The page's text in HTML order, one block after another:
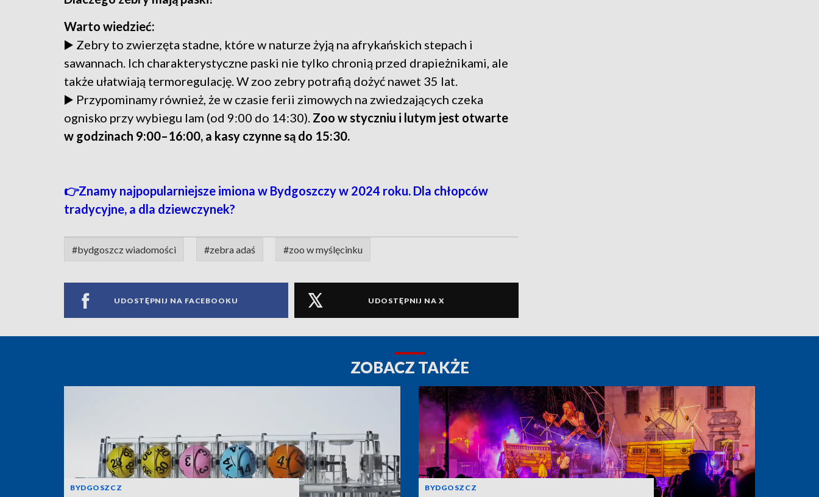
Warto wiedzieć:
▶️ Zebry to zwierzęta stadne, które w naturze żyją na afrykańskich stepach i
sawannach. Ich charakterystyczne paski nie tylko chronią przed drapieżnikami, ale
także ułatwiają termoregulację. W zoo zebry potrafią dożyć nawet 35 lat.
▶️ Przypominamy również, że w czasie ferii zimowych na zwiedzających czeka
ognisko przy wybiegu lam (od 9:00 do 14:30). Zoo w styczniu i lutym jest otwarte
w godzinach 9:00–16:00, a kasy czynne są do 15:30.
👉Znamy najpopularniejsze imiona w Bydgoszczy w 2024 roku. Dla chłopców
tradycyjne, a dla dziewczynek?
#bydgoszcz wiadomości #zebra adaś #zoo w myślęcinku
UDOSTĘPNIJ NA FACEBOOKU UDOSTĘPNIJ NA X
ZOBACZ TAKŻE
BYDGOSZCZ BYDGOSZCZ